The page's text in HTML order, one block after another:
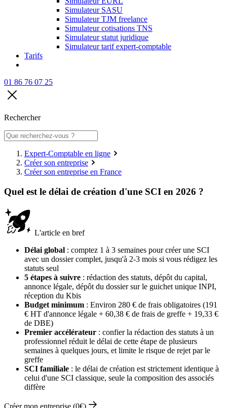
Simulateur SASU
Simulateur TJM freelance
Simulateur cotisations TNS
Simulateur statut juridique
Simulateur tarif expert-comptable
Tarifs
01 86 76 07 25
Rechercher
Expert-Comptable en ligne
Créer son entreprise
Créer son entreprise en France
Quel est le délai de création d'une SCI en 2026 ?
L'article en bref
Délai global : comptez 1 à 3 semaines pour créer une SCI
avec un dossier complet, jusqu'à 2-3 mois si vous rédigez les
statuts seul
5 étapes à suivre : rédaction des statuts, dépôt du capital,
annonce légale, dépôt du dossier sur le guichet unique INPI,
réception du Kbis
Budget minimum : Environ 280 € de frais obligatoires (191
€ HT d'annonce légale + 60,38 € de frais de greffe + 19,33 €
de DBE)
Premier accélérateur : confier la rédaction des statuts à un
professionnel réduit le délai de cette étape de plusieurs
semaines à quelques jours, et limite le risque de rejet par le
greffe
SCI familiale : le délai de création est strictement identique à
celui d'une SCI classique, seule la composition des associés
diffère
Créer mon entreprise (0€)